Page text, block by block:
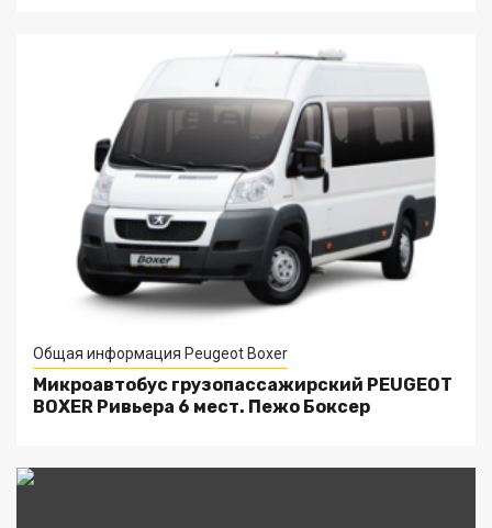
Общая информация Peugeot Boxer
Микроавтобус грузопассажирский PEUGEOT
BOXER Ривьера 6 мест. Пежо Боксер